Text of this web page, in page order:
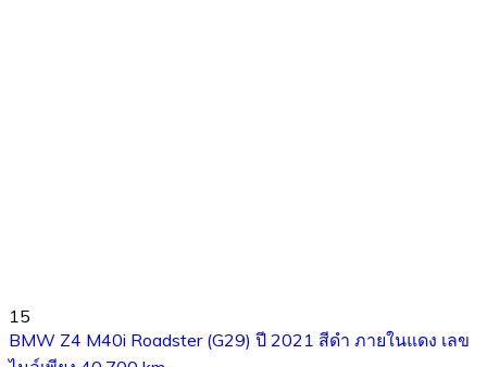
15
BMW Z4 M40i Roadster (G29) ปี 2021 สีดำ ภายในแดง เลข